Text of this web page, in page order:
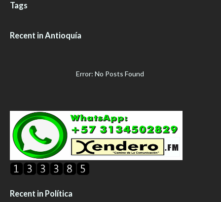
Tags
Recent in Antioquía
Error: No Posts Found
Recent in Política